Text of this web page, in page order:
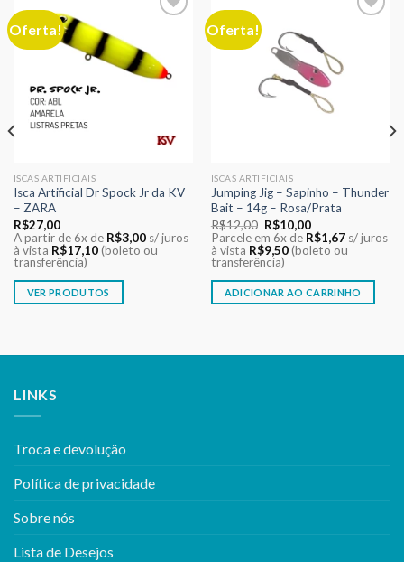
Oferta!
desejos
ISCAS ARTIFICIAIS
Isca Artificial Dr Spock Jr da KV
– ZARA
R$27,00
A partir de 6x de R$3,00 s/ juros
à vista R$17,10 (boleto ou
transferência)
VER PRODUTOS
Oferta!
ISCAS ARTIFICIAIS
Jumping Jig – Sapinho – Thunder
Bait – 14g – Rosa/Prata
R$12,00 O
preço
original
era:
R$12,00.
R$10,00O
preço
atual
é:
Parcele em 6x de R$1,67 s/ juros
à vista R$9,50 (boleto ou
transferência)
ADICIONAR AO CARRINHO
LINKS
Troca e devolução
Política de privacidade
Sobre nós
Lista de Desejos